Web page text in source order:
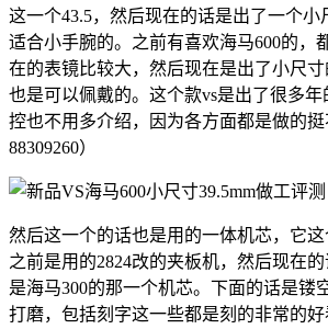
这一个43.5，然后现在的话是出了一个小
适合小手腕的。之前有喜欢海马600的，
在的表镜比较大，然后现在是出了小尺
也是可以佩戴的。这个款vs是出了很多
控也不用多介绍，因为各方面都是做的挺
88309260）
然后这一个的话也是用的一体机芯，它
之前是用的2824改的夹板机，然后现在的
是海马300的那一个机芯。下面的话是镂
打磨，包括刻字这一些都是刻的非常的好